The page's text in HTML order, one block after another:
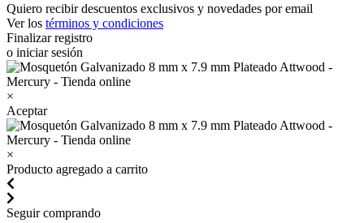
Quiero recibir descuentos exclusivos y novedades por email
Ver los términos y condiciones
Finalizar registro
o iniciar sesión
×
Aceptar
×
Producto agregado a carrito
Seguir comprando